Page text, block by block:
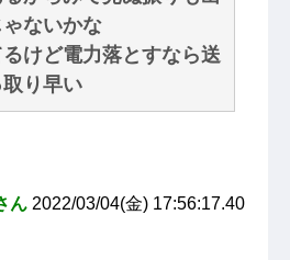
ないかな
るけど電力落とすなら送
り早い
ん 2022/03/04(金) 17:56:17.40